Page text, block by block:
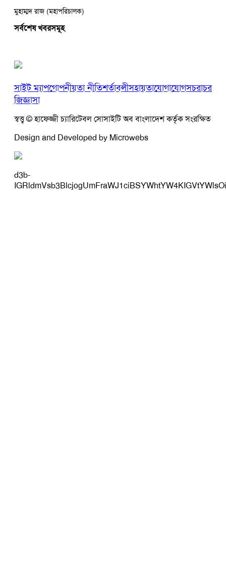
মুহাম্মদ রাজ (মহাপরিচালক)
সর্বশেষ খবরসমূহ
সাইট ম্যাপগোপনীয়তা নীতিশর্তাবলীসহায়তাযোগাযোগসচরাচর
জিজ্ঞাসা
স্বত্ত্ব © হাফেজ্জী চ্যারিটেবল সোসাইটি অব বাংলাদেশ কর্তৃক সংরক্ষিত
Design and Developed by Microwebs
d3b-